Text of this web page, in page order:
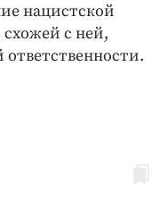
нацистской
с ней,